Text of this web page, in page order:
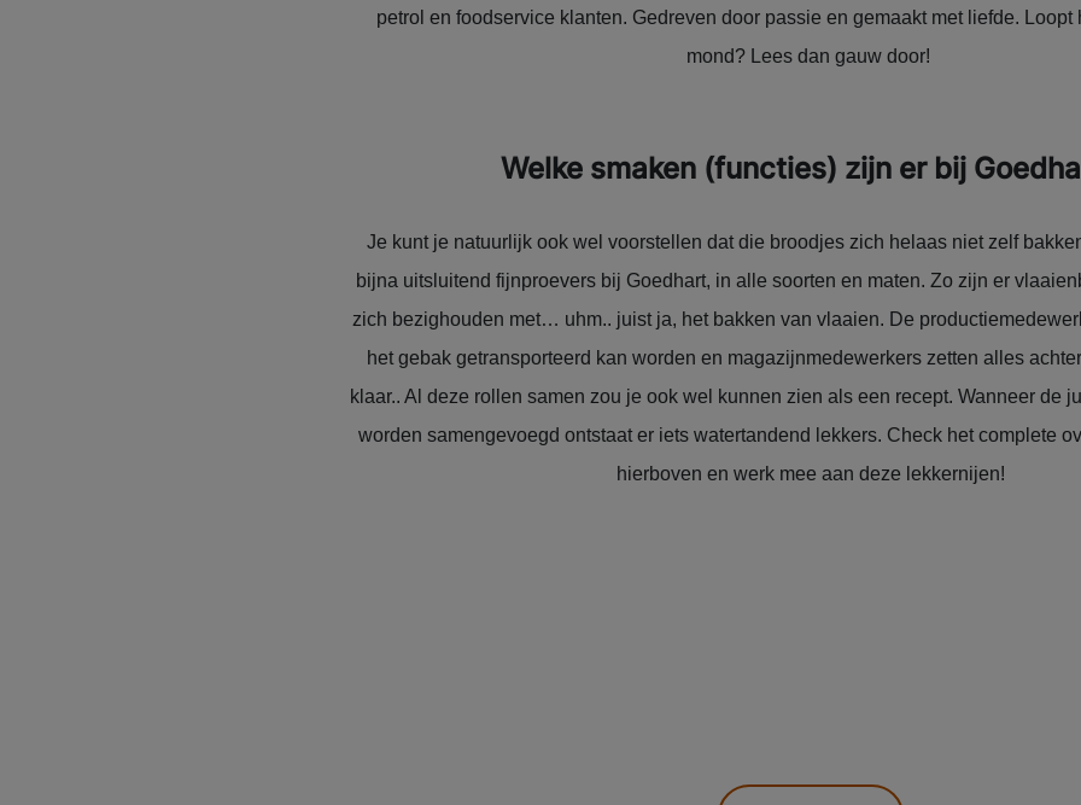
petrol en foodservice klanten. Gedreven door passie en gemaakt met liefde. Loopt
mond? Lees dan gauw door!
Welke smaken (functies) zijn er bij
Je kunt je natuurlijk ook wel voorstellen dat die broodjes zich helaas niet zelf
bijna uitsluitend fijnproevers bij Goedhart, in alle soorten en maten. Zo zijn er
zich bezighouden met… uhm.. juist ja, het bakken van vlaaien. De
het gebak getransporteerd kan worden en magazijnmedewerkers zetten alles
klaar.. Al deze rollen samen zou je ook wel kunnen zien als een recept. Wanneer de
worden samengevoegd ontstaat er iets watertandend lekkers. Check het complete
hierboven en werk mee aan deze lekkernijen!